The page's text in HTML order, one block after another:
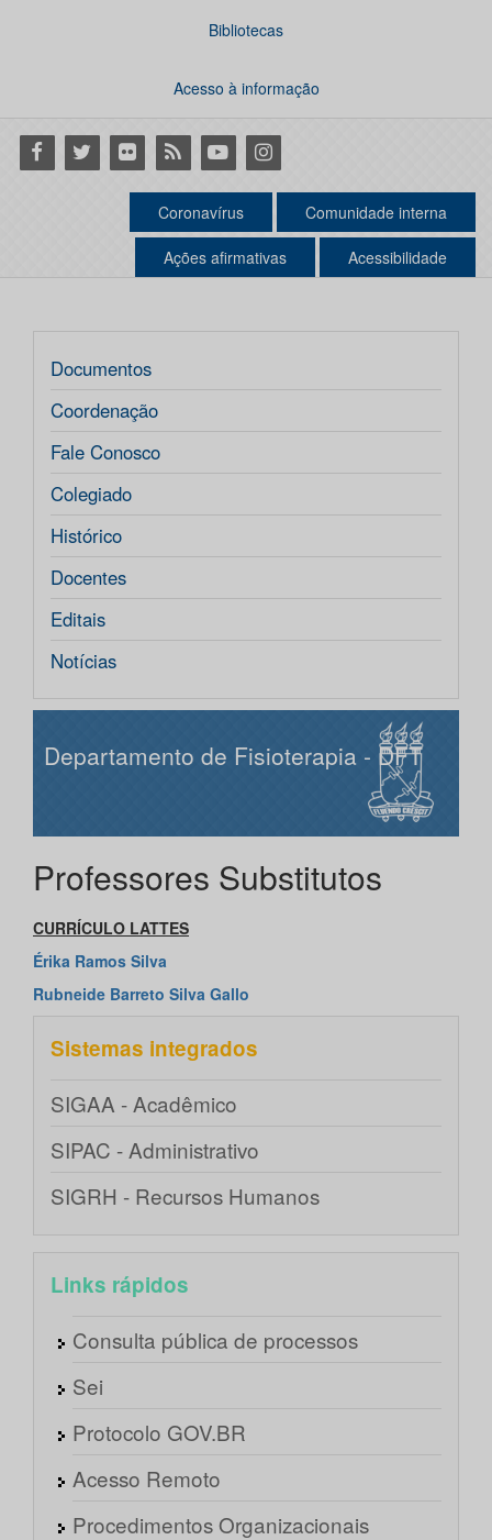
Bibliotecas
Acesso à informação
Facebook
Twitter Flickr RSS YoutubeInstagram
Coronavírus Comunidade interna
Ações afirmativas Acessibilidade
Documentos
Coordenação
Fale Conosco
Colegiado
Histórico
Docentes
Editais
Notícias
Departamento de Fisioterapia - DFT
Professores Substitutos
CURRÍCULO LATTES
Érika Ramos Silva
Rubneide Barreto Silva Gallo
Sistemas integrados
SIGAA - Acadêmico
SIPAC - Administrativo
SIGRH - Recursos Humanos
Links rápidos
Consulta pública de processos
Sei
Protocolo GOV.BR
Acesso Remoto
Procedimentos Organizacionais